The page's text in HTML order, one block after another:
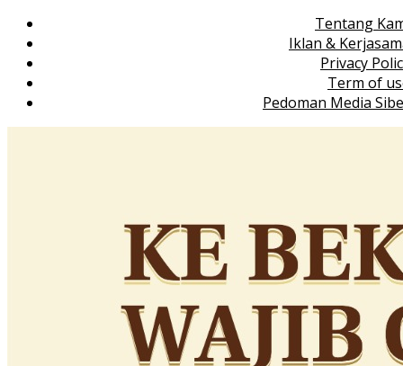
Tentang
Iklan &
Privacy
Term of
Pedoman Media